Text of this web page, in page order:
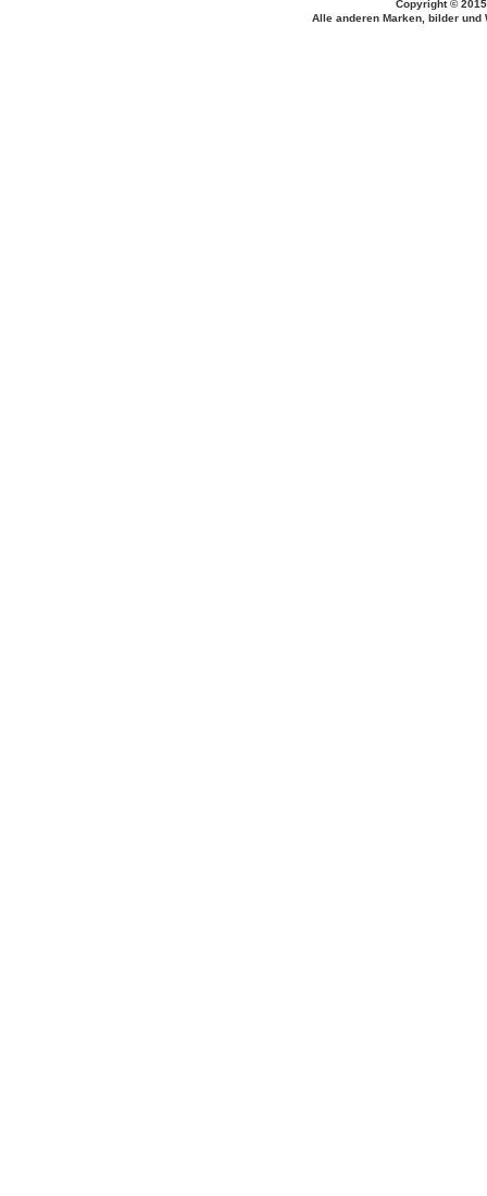
Copyright ©
Alle anderen Marken, bilder und